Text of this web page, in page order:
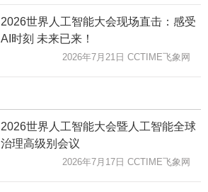
2026世界人工智能大会现场直击：感受
AI时刻 未来已来！
2026年7月21日 CCTIME飞象网
2026世界人工智能大会暨人工智能全球
治理高级别会议
2026年7月17日 CCTIME飞象网